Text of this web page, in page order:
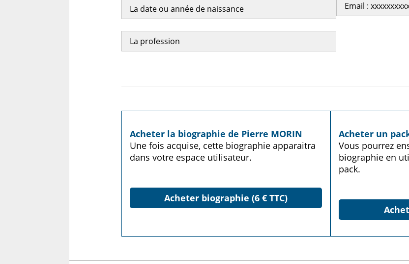
La date ou année de naissance
La profession
Email :
Acheter la biographie de Pierre MORIN
Une fois acquise, cette biographie apparaitra
dans votre espace utilisateur.
Acheter biographie (6 € TTC)
Acheter un
Vous pourrez
biographie en
pack.